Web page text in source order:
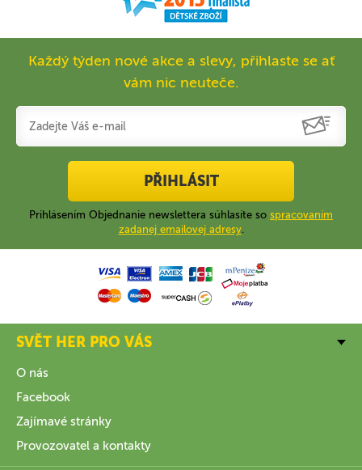
Každý týden nové akce a slevy, přihlaste se ať
vám nic neuteče.
PŘIHLÁSIT
Prihlásením Objednanie newslettera súhlasíte so spracovaním
zadanej emailovej adresy.
SVĚT HER PRO VÁS
O nás
Facebook
Zajímavé stránky
Provozovatel a kontakty